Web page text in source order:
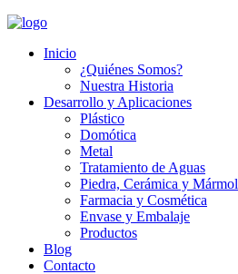
Inicio
¿Quiénes Somos?
Nuestra Historia
Desarrollo y Aplicaciones
Plástico
Domótica
Metal
Tratamiento de Aguas
Piedra, Cerámica y Mármol
Farmacia y Cosmética
Envase y Embalaje
Productos
Blog
Contacto